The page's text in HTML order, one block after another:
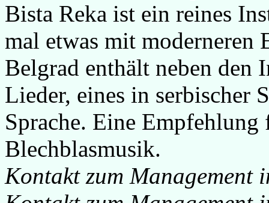
Bista Reka ist ein reines
mal etwas mit
Belgrad enthält neben den
Lieder, eines in serbischer
Sprache. Eine Empfehlung
Blechblasmusik.
Kontakt zum Management